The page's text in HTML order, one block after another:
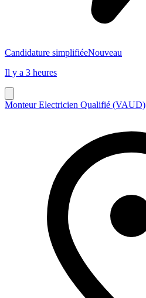
Candidature simplifiéeNouveau
Il y a 3 heures
Monteur Electricien Qualifié (VAUD)